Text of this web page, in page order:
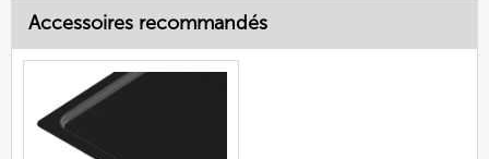
Accessoires recommandés